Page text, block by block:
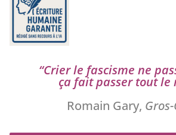
“Crier le fas­cisme ne
ça fait pas­ser tout le
Romain Gary,